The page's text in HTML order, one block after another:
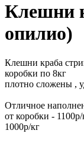
Клешни
опилио)
Клешни краба
коробки по 8кг
плотно сложены ,
Отличное
от коробки -
1000р/кг